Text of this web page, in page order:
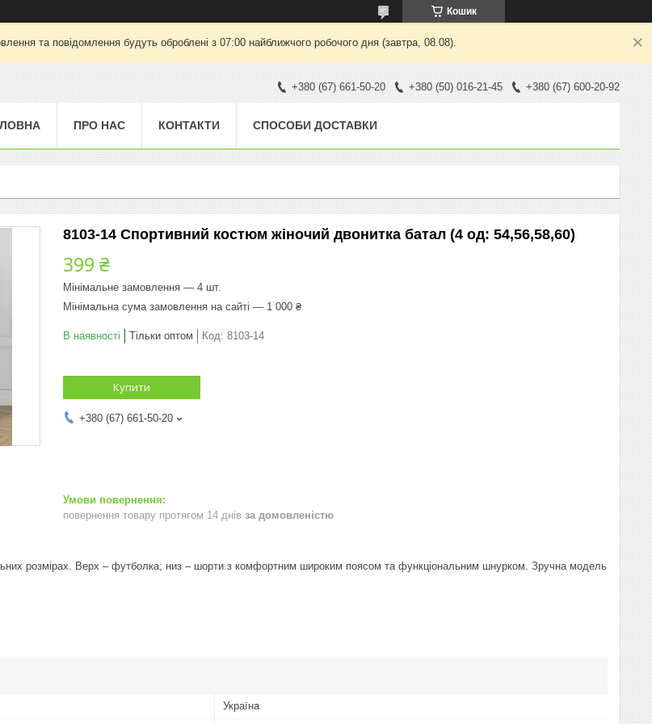
Кошик
та повідомлення будуть оброблені з 07:00 найближчого робочого дня (завтра, 08.08).
+380 (67) 661-50-20 +380 (50) 016-21-45 +380 (67) 600-20-92
ПРО НАС КОНТАКТИ СПОСОБИ ДОСТАВКИ
8103-14 Спортивний костюм жіночий двонитка батал (4 од: 54,56,58,60)
399 ₴
Мінімальне замовлення — 4 шт.
Мінімальна сума замовлення на сайті — 1 000 ₴
В наявності Тільки оптом Код: 8103-14
Купити
+380 (67) 661-50-20
повернення товару протягом 14 днів за домовленістю
розмірах. Верх – футболка; низ – шорти з комфортним широким поясом та функціональним шнурком. Зручна модель
Україна